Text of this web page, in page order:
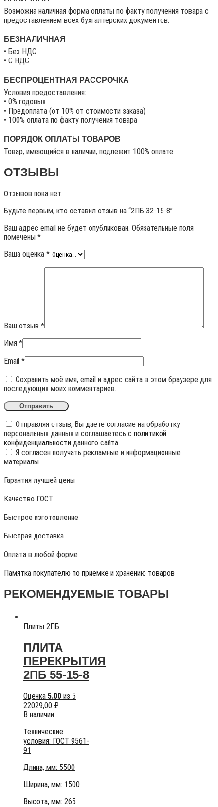
Возможна наличная форма оплаты по факту получения товара с
предоставлением всех бухгалтерских документов.
БЕЗНАЛИЧНАЯ
• Без НДС
• C НДС
БЕСПРОЦЕНТНАЯ РАССРОЧКА
Условия предоставления:
• 0% годовых
• Предоплата (от 10% от стоимости заказа)
• 100% оплата по факту получения товара
ПОРЯДОК ОПЛАТЫ ТОВАРОВ
Товар, имеющийся в наличии, подлежит 100% оплате
ОТЗЫВЫ
Отзывов пока нет.
Будьте первым, кто оставил отзыв на “2ПБ 32-15-8”
Ваш адрес email не будет опубликован. Обязательные поля
помечены *
Ваша оценка *
Ваш отзыв *
Имя *
Email *
Сохранить моё имя, email и адрес сайта в этом браузере для
последующих моих комментариев.
Отправляя отзыв, Вы даете согласие на обработку
персональных данных и соглашаетесь с политикой
конфиденциальности данного сайта
Я согласен получать рекламные и информационные
материалы
Гарантия лучшей цены
Качество ГОСТ
Быстрое изготовление
Быстрая доставка
Оплата в любой форме
Памятка покупателю по приемке и хранению товаров
РЕКОМЕНДУЕМЫЕ ТОВАРЫ
Плиты 2ПБ
ПЛИТА
ПЕРЕКРЫТИЯ
2ПБ 55-15-8
Оценка 5.00 из 5
22029,00 ₽
В наличии
Технические
условия: ГОСТ 9561-
91
Длина, мм: 5500
Ширина, мм: 1500
Высота, мм: 265